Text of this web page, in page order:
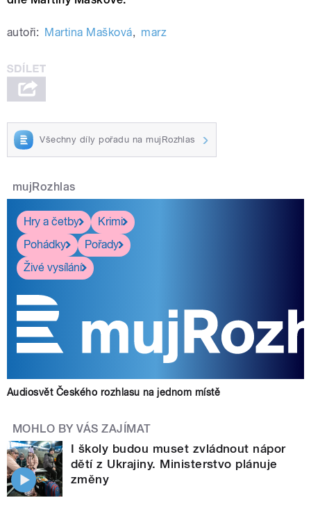
autoři: Martina Mašková, marz
Všechny díly pořadu na mujRozhlas
mujRozhlas
Hry a četby
Krimi
Pohádky
Pořady
Živé vysílání
Audiosvět Českého rozhlasu na jednom místě
MOHLO BY VÁS ZAJÍMAT
I školy budou muset zvládnout nápor
dětí z Ukrajiny. Ministerstvo plánuje
změny